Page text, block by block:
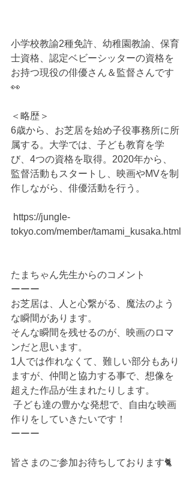
小学校教諭2種免許、幼稚園教諭、保育
士資格、認定ベビーシッターの資格を
お持つ現役の俳優さん＆監督さんです
👀
＜略歴＞
6歳から、お芝居を始め子役事務所に所
属する。大学では、子ども教育を学
び、4つの資格を取得。2020年から、
監督活動もスタートし、映画やMVを制
作しながら、俳優活動を行う。
tokyo.com/member/tamami_kusaka.html
たまちゃん先生からのコメント
ーーー
お芝居は、人と心繋がる、魔法のよう
な瞬間があります。
そんな瞬間を残せるのが、映画のロマ
ンだと思います。
1人では作れなくて、難しい部分もあり
ますが、仲間と協力する事で、想像を
超えた作品が生まれたりします。
作りをしていきたいです！
ーーー
皆さまのご参加お待ちしております🐈